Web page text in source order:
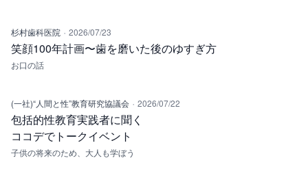
杉村歯科医院 · 2026/07/23
笑顔100年計画〜歯を磨いた後のゆすぎ方
お口の話
(一社)“人間と性”教育研究協議会 · 2026/07/22
包括的性教育実践者に聞く
ココデでトークイベント
子供の将来のため、大人も学ぼう